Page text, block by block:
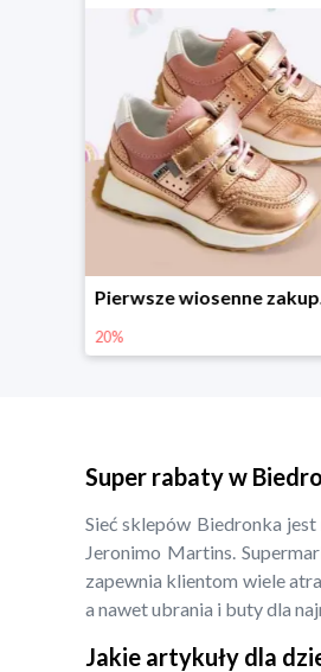
20%
Super rabaty w
Sieć sklepów Biedronka
Jeronimo Martins.
zapewnia klientom wiele
a nawet ubrania i buty dla
Jakie artykuły dla